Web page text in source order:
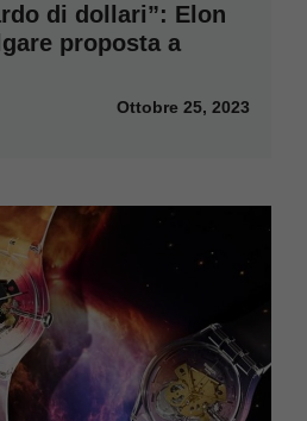
di dollari”: Elon
proposta a
Ottobre 25, 2023